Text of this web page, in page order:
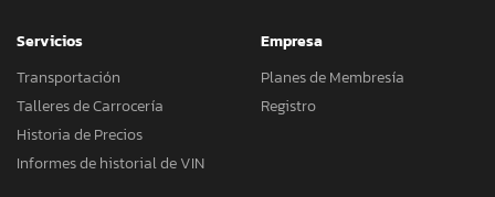
Servicios
Transportación
Talleres de Carrocería
Historia de Precios
Informes de historial de VIN
Empresa
Planes de Membresía
Registro